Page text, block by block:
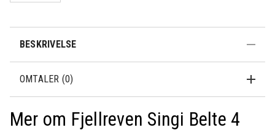
BESKRIVELSE
OMTALER (0)
Mer om Fjellreven Singi Belte 4